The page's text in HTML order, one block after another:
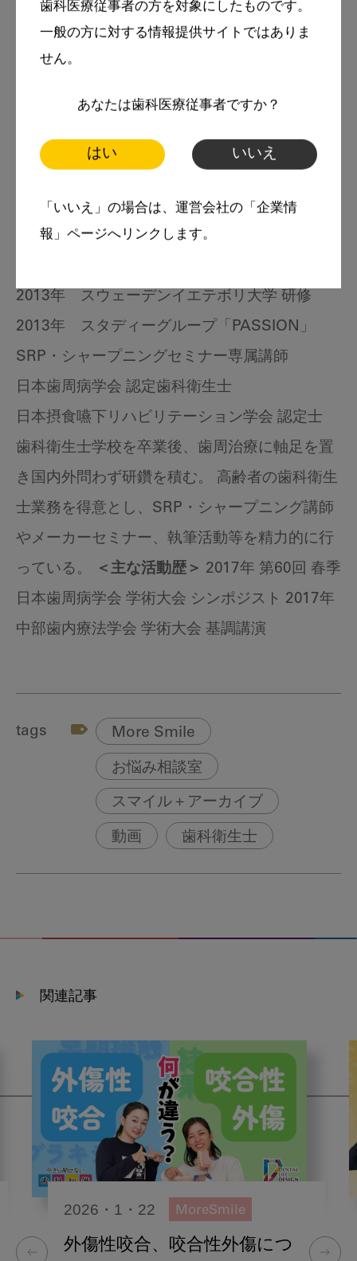
歯科医療従事者の方を対象にしたものです。
一般の方に対する情報提供サイトではありま
せん。
あなたは歯科医療従事者ですか？
はい いいえ
「いいえ」の場合は、運営会社の「企業情
報」ページへリンクします。
著者
萬田 久美子
2000年 太陽歯科衛生士専門学校 卒業
2003年 森田デンタルクリニック 勤務
2013年 スウェーデンイエテボリ大学 研修
2013年 スタディーグループ「PASSION」
SRP・シャープニングセミナー専属講師
日本歯周病学会 認定歯科衛生士
日本摂食嚥下リハビリテーション学会 認定士
歯科衛生士学校を卒業後、歯周治療に軸足を置
き国内外問わず研鑽を積む。 高齢者の歯科衛生
士業務を得意とし、SRP・シャープニング講師
やメーカーセミナー、執筆活動等を精力的に行
っている。
＜主な活動歴＞ 2017年 第60回 春季
日本歯周病学会 学術大会 シンポジスト 2017年
中部歯内療法学会 学術大会 基調講演
tags More Smile
お悩み相談室
スマイル＋アーカイブ
動画 歯科衛生士
関連記事
2026・1・22 MoreSmile
外傷性咬合、咬合性外傷につ